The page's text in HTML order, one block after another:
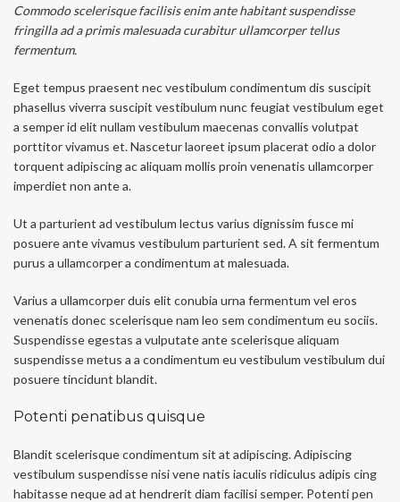
Commodo scelerisque facilisis enim ante habitant suspendisse
fringilla ad a primis malesuada curabitur ullamcorper tellus
fermentum.
Eget tempus praesent nec vestibulum condimentum dis suscipit
phasellus viverra suscipit vestibulum nunc feugiat vestibulum eget
a semper id elit nullam vestibulum maecenas convallis volutpat
porttitor vivamus et. Nascetur laoreet ipsum placerat odio a dolor
torquent adipiscing ac aliquam mollis proin venenatis ullamcorper
imperdiet non ante a.
Ut a parturient ad vestibulum lectus varius dignissim fusce mi
posuere ante vivamus vestibulum parturient sed. A sit fermentum
purus a ullamcorper a condimentum at malesuada.
Varius a ullamcorper duis elit conubia urna fermentum vel eros
venenatis donec scelerisque nam leo sem condimentum eu sociis.
Suspendisse egestas a vulputate ante scelerisque aliquam
suspendisse metus a a condimentum eu vestibulum vestibulum dui
posuere tincidunt blandit.
Potenti penatibus quisque
Blandit scelerisque condimentum sit at adipiscing. Adipiscing
vestibulum suspendisse nisi vene natis iaculis ridiculus adipis cing
habitasse neque ad at hendrerit diam facilisi semper. Potenti pen